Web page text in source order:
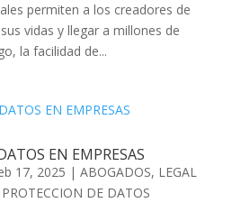
permiten a los creadores de
vidas y llegar a millones de
la facilidad de...
EN EMPRESAS
17, 2025 | ABOGADOS, LEGAL
PROTECCION DE DATOS